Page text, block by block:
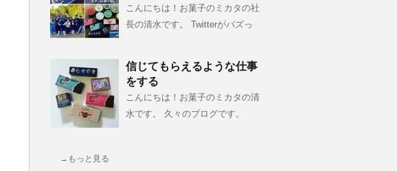
こんにちは！お菓子のミカタの社
長の清水です。 Twitterがバズっ
信じてもらえるような仕事
をする
こんにちは！お菓子のミカタの清
水です。 久々のブログです。
→もっと見る